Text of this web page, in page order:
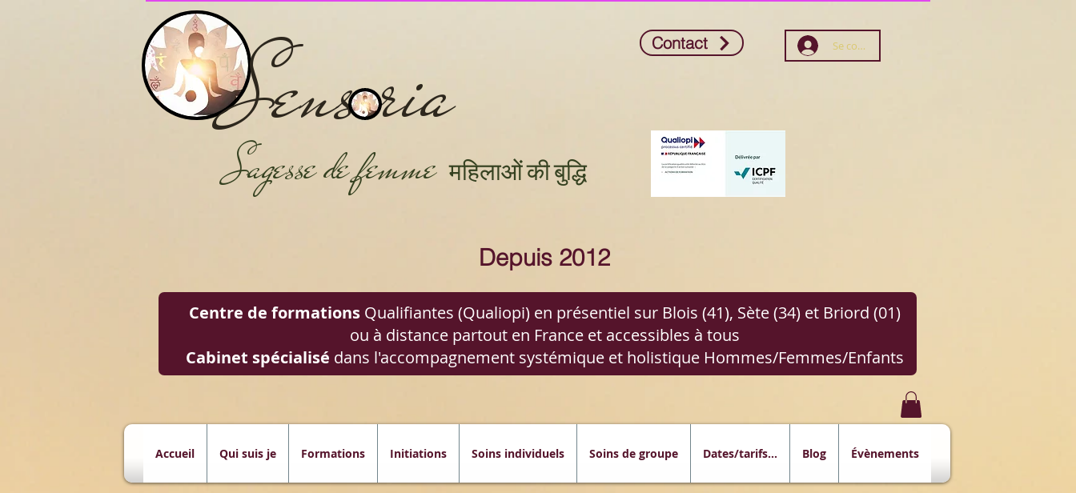
Sensoria Contact Se connecter
Sagesse de femme महिलाओं की बुद्धि
Depuis 2012
Centre de formationsQualifiantes (Qualiopi) en présentiel sur Blois (41), Sète (34) et Briord (01)
ou à distance partout en France et accessibles à tous
Cabinet spécialisé dans l'accompagnement systémique et holistique Hommes/Femmes/Enfants
Accueil Qui suis je Formations Initiations Soins individuels Soins de groupe Dates/tarifs... Blog Évènements